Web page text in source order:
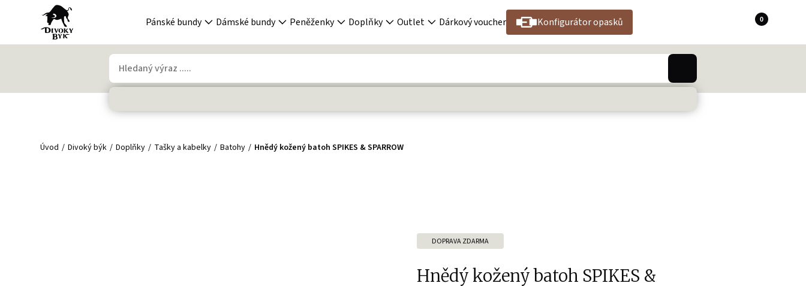
Pánské bundy Dámské bundy Peněženky Doplňky Outlet Dárkový voucher Konfigurátor opasků 0
Úvod Divoký býk Doplňky Tašky a kabelky Batohy Hnědý kožený batoh SPIKES & SPARROW
DOPRAVA ZDARMA
Hnědý kožený batoh SPIKES &